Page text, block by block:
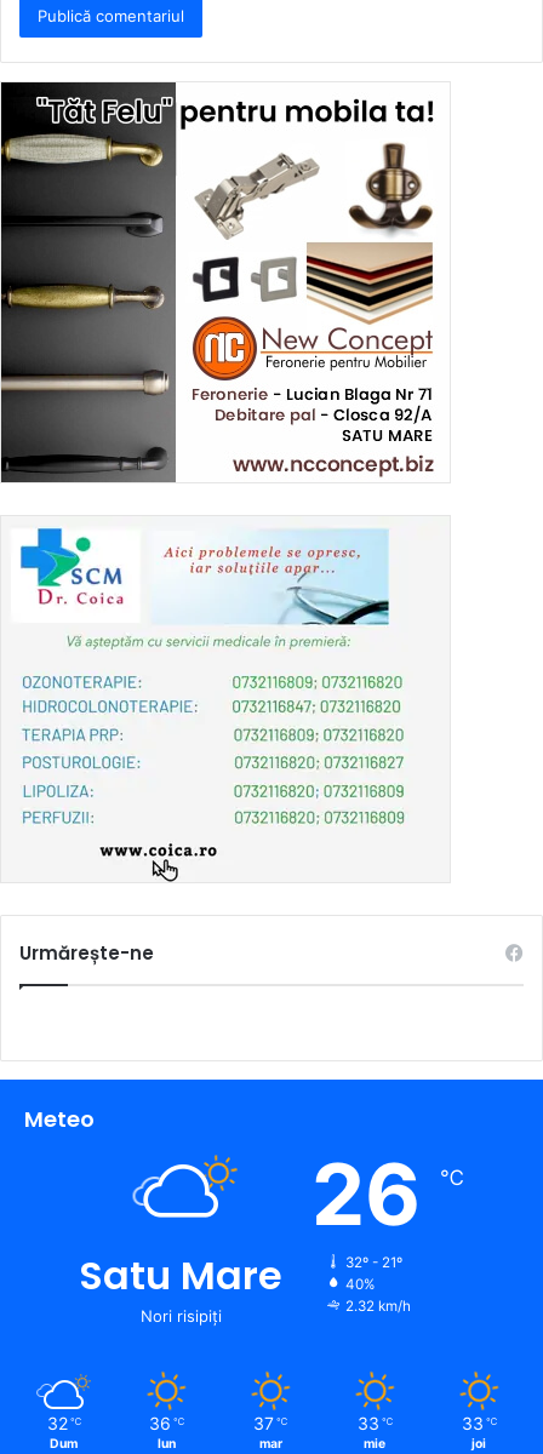
Urmărește-ne
Meteo
Satu Mare
Nori risipiți
26 ℃
32º - 21º
40%
2.32 km/h
32 ℃
Dum
36 ℃
lun
37 ℃
mar
33 ℃
mie
33 ℃
joi